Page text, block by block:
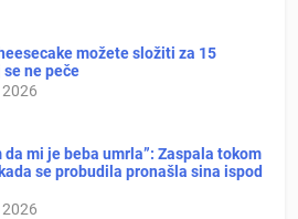
možete složiti za 15
ne peče
da mi je beba umrla”: Zaspala tokom
se probudila pronašla sina ispod